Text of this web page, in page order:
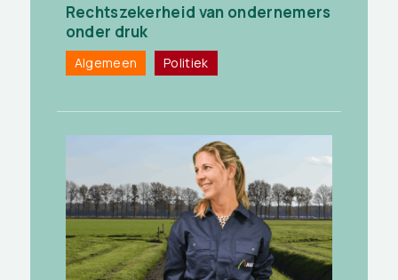
Rechtszekerheid van ondernemers
onder druk
Algemeen Politiek